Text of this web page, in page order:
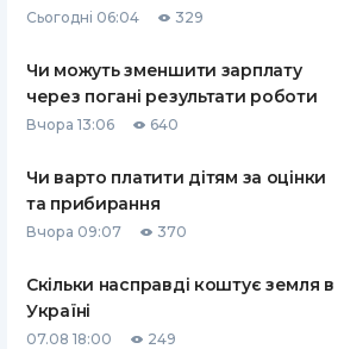
ВСІ СТРАХОВІ ПОЛІСИ
ВІДГУКИ ПРО СТРАХОВІ
КОМПАНІЇ
ДОСТАВКА І ОПЛАТА
КОНТАКТИ
Сьогодні 06:04 329
Чи можуть зменшити зарплату
через погані результати роботи
Вчора 13:06 640
Чи варто платити дітям за оцінки
та прибирання
Вчора 09:07 370
Скільки насправді коштує земля в
Україні
07.08 18:00 249